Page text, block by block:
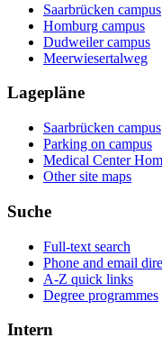
Saarbrücken campus
Homburg campus
Dudweiler campus
Meerwiesertalweg
Lagepläne
Saarbrücken campus
Parking on campus
Medical Center
Other site maps
Suche
Full-text search
Phone and email
A-Z quick links
Degree programmes
Intern